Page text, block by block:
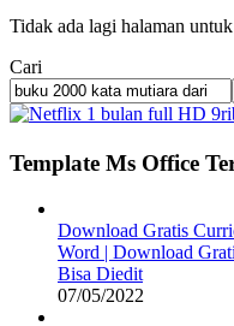
Tidak ada lagi halaman
Cari
Template Ms Office
Download Gratis
Word | Download
Bisa Diedit
07/05/2022